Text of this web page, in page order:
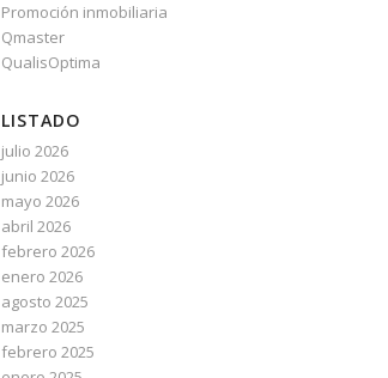
Promoción inmobiliaria
Qmaster
QualisOptima
LISTADO
julio 2026
junio 2026
mayo 2026
abril 2026
febrero 2026
enero 2026
agosto 2025
marzo 2025
febrero 2025